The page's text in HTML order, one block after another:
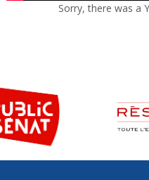
Sorry, there was a